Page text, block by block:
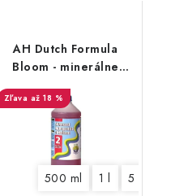
AH Dutch Formula
Bloom - minerálne
až 18 %
500 ml 1 l 5 l